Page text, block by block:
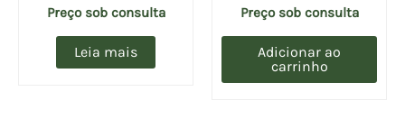
(UN)
Preço sob consulta
Leia mais
50KTLX-G4-LV (UN)
Preço sob consulta
Adicionar ao
carrinho